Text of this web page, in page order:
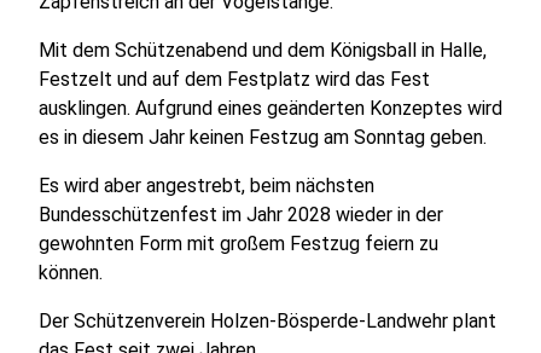
Mit dem Schützenabend und dem Königsball in Halle,
Festzelt und auf dem Festplatz wird das Fest
ausklingen. Aufgrund eines geänderten Konzeptes wird
es in diesem Jahr keinen Festzug am Sonntag geben.
Es wird aber angestrebt, beim nächsten
Bundesschützenfest im Jahr 2028 wieder in der
gewohnten Form mit großem Festzug feiern zu
können.
Der Schützenverein Holzen-Bösperde-Landwehr plant